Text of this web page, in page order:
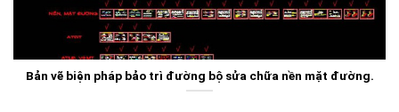
Bản vẽ biện pháp bảo trì đường bộ sửa chữa nền mặt đường.